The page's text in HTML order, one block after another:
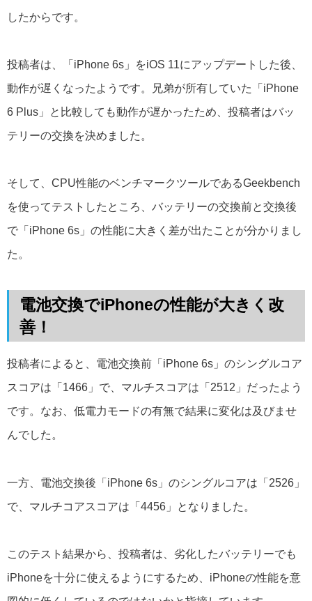
したからです。
投稿者は、「iPhone 6s」をiOS 11にアップデートした後、
動作が遅くなったようです。兄弟が所有していた「iPhone
6 Plus」と比較しても動作が遅かったため、投稿者はバッ
テリーの交換を決めました。
そして、CPU性能のベンチマークツールであるGeekbench
を使ってテストしたところ、バッテリーの交換前と交換後
で「iPhone 6s」の性能に大きく差が出たことが分かりまし
た。
電池交換でiPhoneの性能が大きく改
善！
投稿者によると、電池交換前「iPhone 6s」のシングルコア
スコアは「1466」で、マルチスコアは「2512」だったよう
です。なお、低電力モードの有無で結果に変化は及びませ
んでした。
一方、電池交換後「iPhone 6s」のシングルコアは「2526」
で、マルチコアスコアは「4456」となりました。
このテスト結果から、投稿者は、劣化したバッテリーでも
iPhoneを十分に使えるようにするため、iPhoneの性能を意